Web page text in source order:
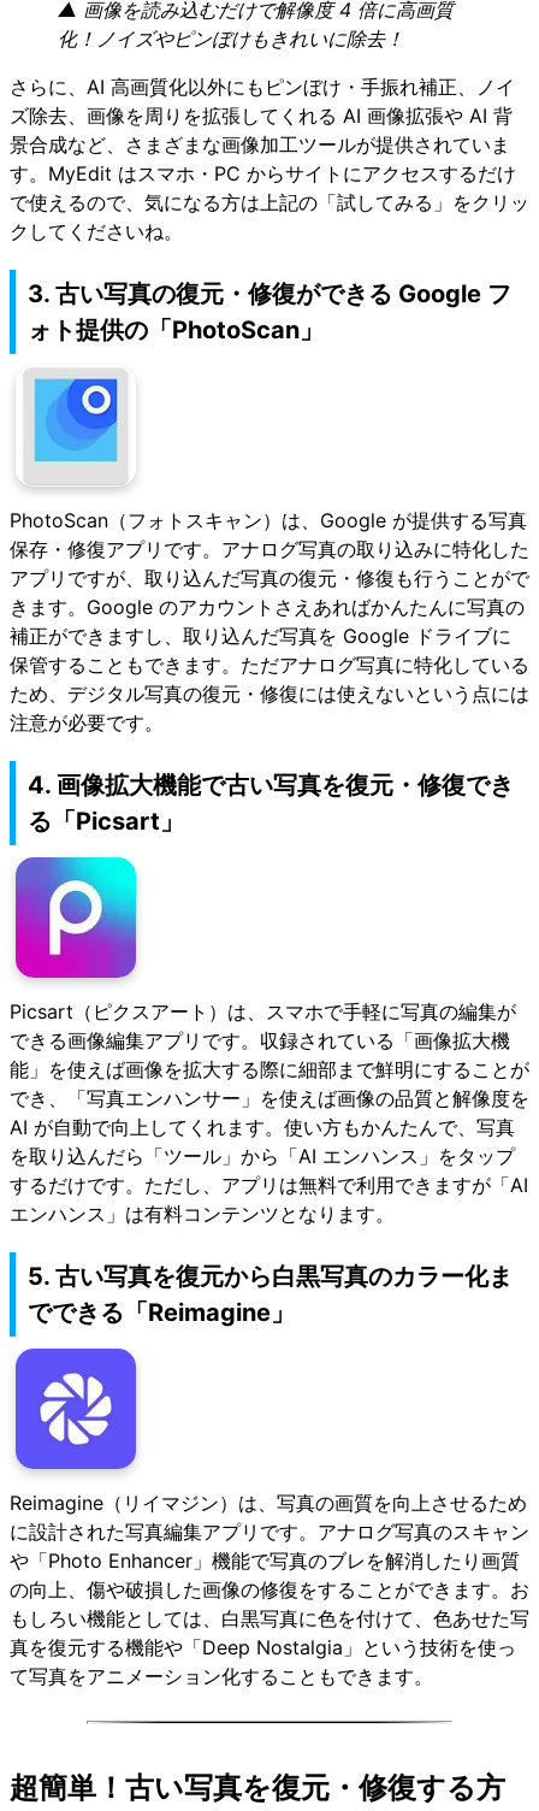
▲ 画像を読み込むだけで解像度 4 倍に高画質
化！ノイズやピンぼけもきれいに除去！
さらに、AI 高画質化以外にもピンぼけ・手振れ補正、ノイ
ズ除去、画像を周りを拡張してくれる AI 画像拡張や AI 背
景合成など、さまざまな画像加工ツールが提供されていま
す。MyEdit はスマホ・PC からサイトにアクセスするだけ
で使えるので、気になる方は上記の「試してみる」をクリッ
クしてくださいね。
3. 古い写真の復元・修復ができる Google フ
ォト提供の「PhotoScan」
PhotoScan（フォトスキャン）は、Google が提供する写真
保存・修復アプリです。アナログ写真の取り込みに特化した
アプリですが、取り込んだ写真の復元・修復も行うことがで
きます。Google のアカウントさえあればかんたんに写真の
補正ができますし、取り込んだ写真を Google ドライブに
保管することもできます。ただアナログ写真に特化している
ため、デジタル写真の復元・修復には使えないという点には
注意が必要です。
4. 画像拡大機能で古い写真を復元・修復でき
る「Picsart」
Picsart（ピクスアート）は、スマホで手軽に写真の編集が
できる画像編集アプリです。収録されている「画像拡大機
能」を使えば画像を拡大する際に細部まで鮮明にすることが
でき、「写真エンハンサー」を使えば画像の品質と解像度を
AI が自動で向上してくれます。使い方もかんたんで、写真
を取り込んだら「ツール」から「AI エンハンス」をタップ
するだけです。ただし、アプリは無料で利用できますが「AI
エンハンス」は有料コンテンツとなります。
5. 古い写真を復元から白黒写真のカラー化ま
でできる「Reimagine」
Reimagine（リイマジン）は、写真の画質を向上させるため
に設計された写真編集アプリです。アナログ写真のスキャン
や「Photo Enhancer」機能で写真のブレを解消したり画質
の向上、傷や破損した画像の修復をすることができます。お
もしろい機能としては、白黒写真に色を付けて、色あせた写
真を復元する機能や「Deep Nostalgia」という技術を使っ
て写真をアニメーション化することもできます。
超簡単！古い写真を復元・修復する方